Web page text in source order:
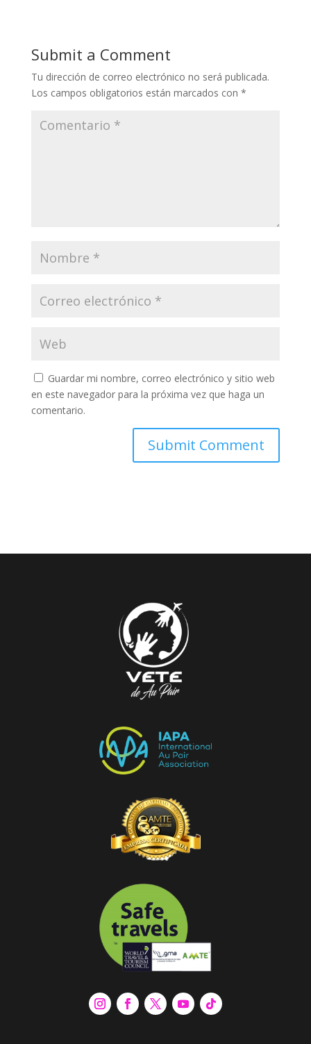
Submit a Comment
Tu dirección de correo electrónico no será publicada.
Los campos obligatorios están marcados con *
Guardar mi nombre, correo electrónico y sitio web
en este navegador para la próxima vez que haga un
comentario.